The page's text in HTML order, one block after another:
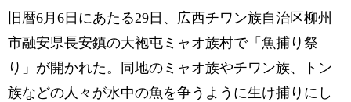
旧暦6月6日にあたる29日、広西チワン族自治区柳州
市融安県長安鎮の大袍屯ミャオ族村で「魚捕り祭
り」が開かれた。同地のミャオ族やチワン族、トン
族などの人々が水中の魚を争うように生け捕りにし